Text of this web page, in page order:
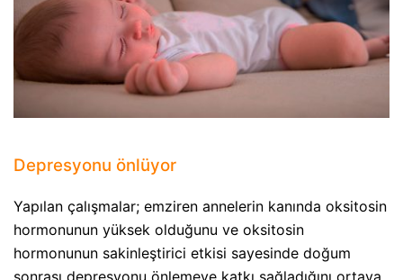
Depresyonu önlüyor
Yapılan çalışmalar; emziren annelerin kanında oksitosin
hormonunun yüksek olduğunu ve oksitosin
hormonunun sakinleştirici etkisi sayesinde doğum